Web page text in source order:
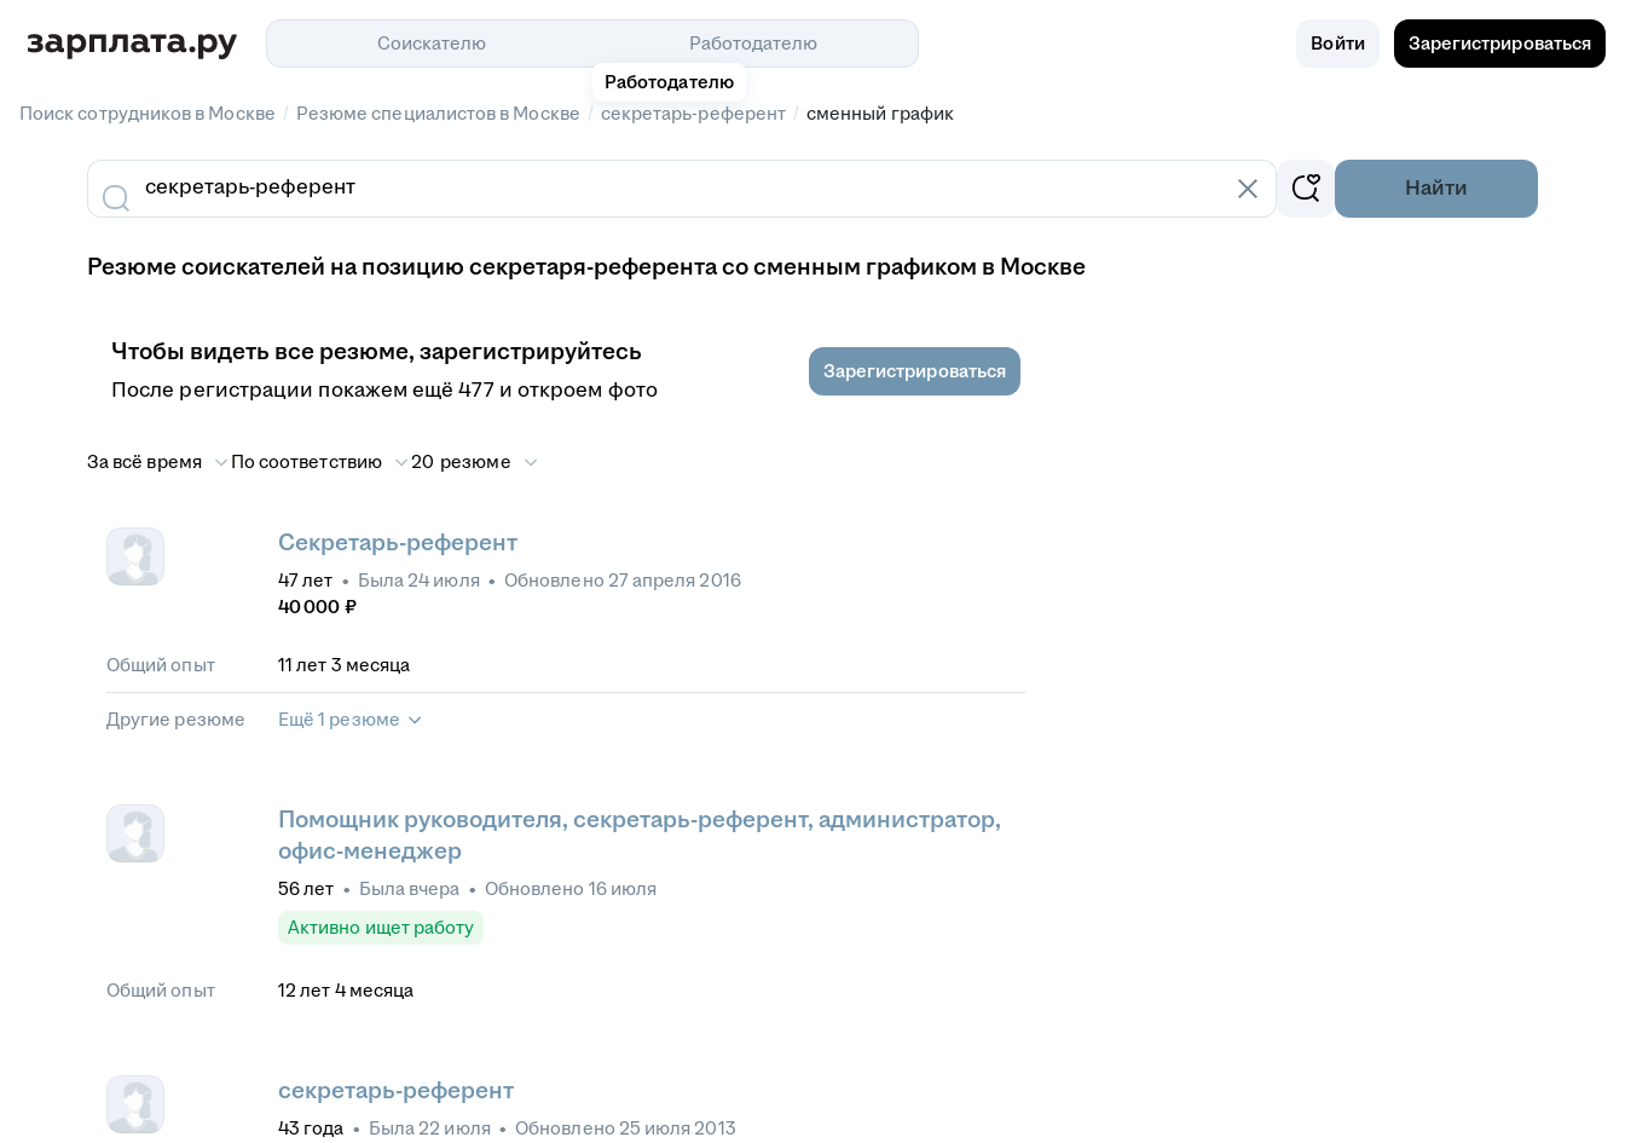
Соискателю
Работодателю
Работодателю
Войти Зарегистрироваться
Поиск сотрудников в Москве / Резюме специалистов в Москве / секретарь-референт / сменный график
Найти
Резюме соискателей на позицию секретаря-референта со сменным графиком в Москве
Чтобы видеть все резюме, зарегистрируйтесь
После регистрации покажем ещё 477 и откроем фото
Зарегистрироваться
За всё время По соответствию 20 резюме
Секретарь-референт
47лет • Была 24 июля • Обновлено 27 апреля 2016
40 000 ₽
Общий опыт 11 лет 3 месяца
Другие резюме Ещё 1 резюме
Помощник руководителя, секретарь-референт, администратор,
офис-менеджер
56лет • Была вчера • Обновлено 16 июля
Активно ищет работу
Общий опыт 12 лет 4 месяца
секретарь-референт
43 года • Была 22 июля • Обновлено 25 июля 2013